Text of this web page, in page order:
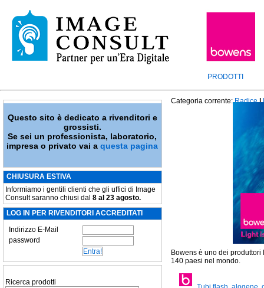
PRODOTTI
Questo sito è dedicato a rivenditori e
grossisti.
Se sei un professionista, laboratorio,
impresa o privato vai aquesta pagina
CHIUSURA ESTIVA
Informiamo i gentili clienti che gli uffici di Image
Consult saranno chiusi dal 8 al 23 agosto.
LOG IN PER RIVENDITORI ACCREDITATI
Indirizzo E-Mail
password
Ricerca prodotti
Categoria corrente:Radice |
Bowens è uno dei
140 paesi nel mondo.